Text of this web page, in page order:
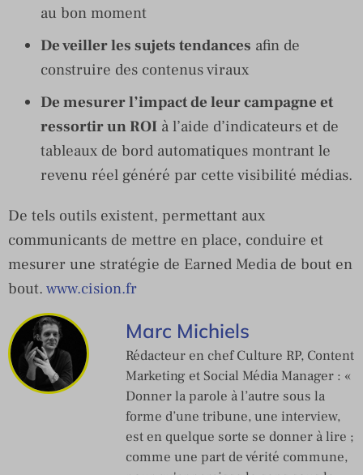
au bon moment
De veiller les sujets tendances afin de
construire des contenus viraux
De mesurer l’impact de leur campagne et
ressortir un ROI à l’aide d’indicateurs et de
tableaux de bord automatiques montrant le
revenu réel généré par cette visibilité médias.
De tels outils existent, permettant aux
communicants de mettre en place, conduire et
mesurer une stratégie de Earned Media de bout en
bout. www.cision.fr
Marc Michiels
Rédacteur en chef Culture RP, Content
Marketing et Social Média Manager : «
Donner la parole à l’autre sous la
forme d’une tribune, une interview,
est en quelque sorte se donner à lire ;
comme une part de vérité commune,